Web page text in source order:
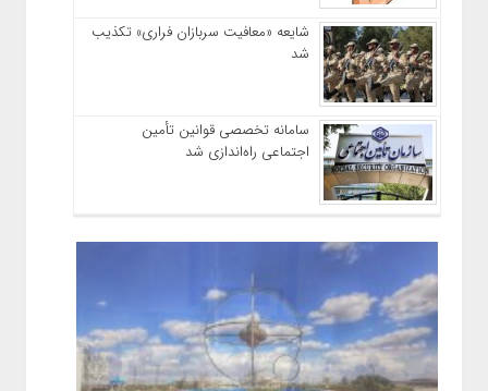
شایعه «معافیت سربازان فراری» تکذیب
شد
سامانه تخصصی قوانین تأمین
اجتماعی راه‌اندازی شد